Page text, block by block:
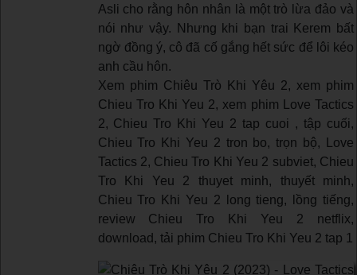
Asli cho rằng hôn nhân là một trò lừa đảo và
nói như vậy. Nhưng khi bạn trai Kerem bất
ngờ đồng ý, cô đã cố gắng hết sức để lôi kéo
anh cầu hôn.
Xem phim Chiêu Trò Khi Yêu 2, xem phim
Chieu Tro Khi Yeu 2, xem phim Love Tactics
2, Chieu Tro Khi Yeu 2 tap cuoi , tập cuối,
Chieu Tro Khi Yeu 2 tron bo, trọn bộ, Love
Tactics 2, Chieu Tro Khi Yeu 2 subviet, Chieu
Tro Khi Yeu 2 thuyet minh, thuyết minh,
Chieu Tro Khi Yeu 2 long tieng, lồng tiếng,
review Chieu Tro Khi Yeu 2 netflix,
download, tải phim Chieu Tro Khi Yeu 2 tap 1